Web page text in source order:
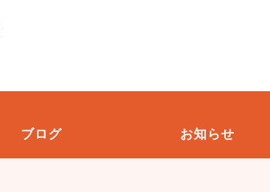
ブログ お知らせ